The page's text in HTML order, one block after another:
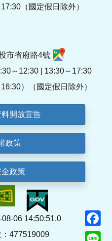
（國定假日除外）
市省府路4號
～12:30 | 13:30～17:30
）（國定假日除外）
開放宣告
政策
政策
06 14:50:51.0
477519009